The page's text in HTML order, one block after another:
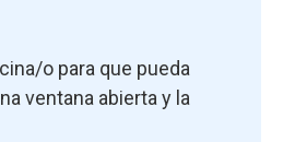
o para que pueda
ventana abierta y la